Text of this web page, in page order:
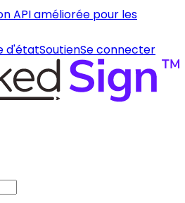
API améliorée pour les
d'étatSoutienSe connecter